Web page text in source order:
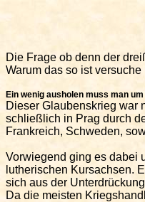
Die Frage ob denn der
Warum das so ist
Ein wenig ausholen muss man
Dieser Glaubenskrieg war
schließlich in Prag durch
Frankreich, Schweden,
Vorwiegend ging es dabei
lutherischen Kursachsen.
sich aus der
Da die meisten